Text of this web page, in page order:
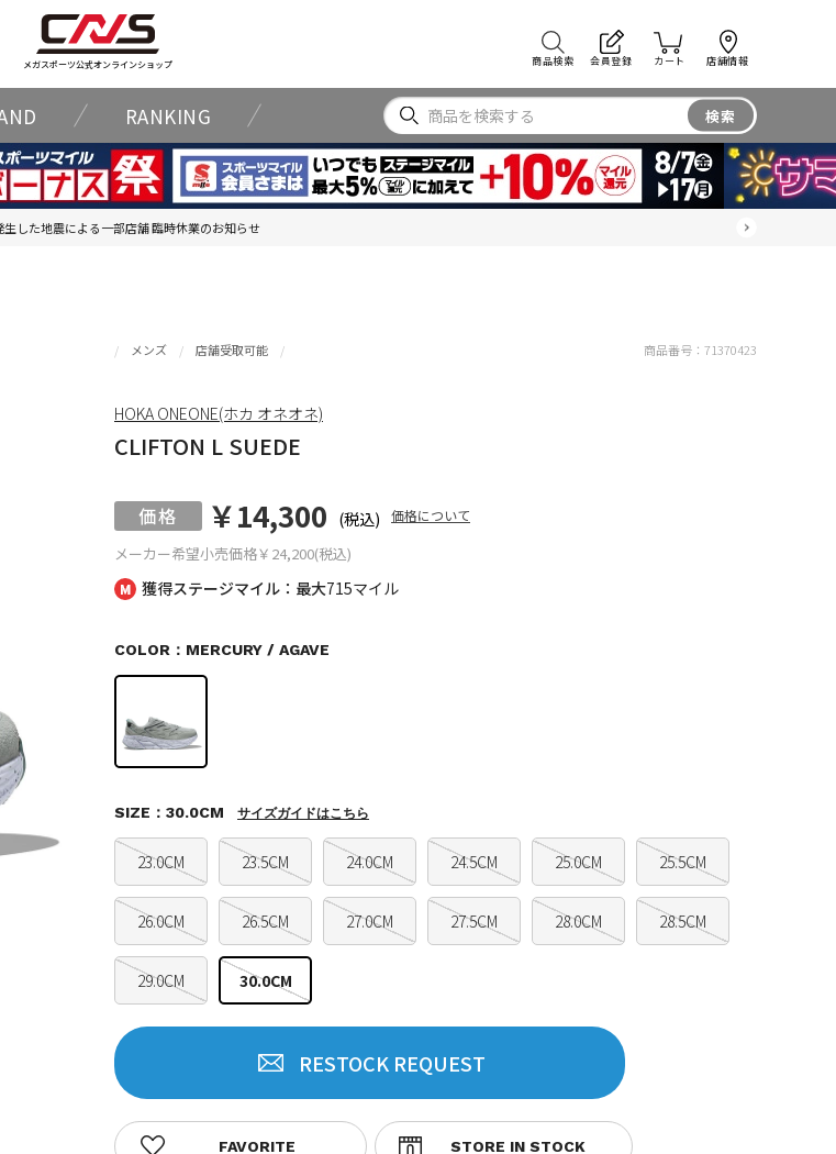
メガスポーツ公式オンラインショップ 商品検索 会員登録 カート 店舗情報
RANKING 検索
した地震による一部店舗 臨時休業のお知らせ
獲得ステージマイル：最大715マイル
メンズ 店舗受取可能
CLIFTON L SUEDE
メーカー希望小売価格￥24,200(税込)
￥14,300 (税込) 価格について
COLOR：MERCURY / AGAVE
23.0CM 23.5CM 24.0CM 24.5CM 25.0CM 25.5CM
26.0CM 26.5CM 27.0CM 27.5CM 28.0CM 28.5CM
29.0CM 30.0CM
SIZE：30.0CM サイズガイドはこちら
RESTOCK REQUEST
FAVORITE
商品番号： 71370423
HOKA ONEONE(ホカ オネオネ)